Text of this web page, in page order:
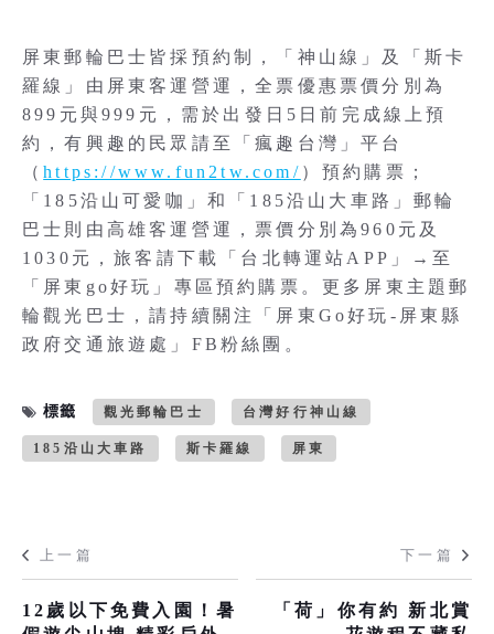
屏東郵輪巴士皆採預約制，「神山線」及「斯卡
羅線」由屏東客運營運，全票優惠票價分別為
899元與999元，需於出發日5日前完成線上預
約，有興趣的民眾請至「瘋趣台灣」平台
（https://www.fun2tw.com/ ）預約購票；
「185沿山可愛咖」和「185沿山大車路」郵輪
巴士則由高雄客運營運，票價分別為960元及
1030元，旅客請下載「台北轉運站APP」→至
「屏東go好玩」專區預約購票。更多屏東主題郵
輪觀光巴士，請持續關注「屏東Go好玩-屏東縣
政府交通旅遊處」FB粉絲團。
標籤 觀光郵輪巴士 台灣好行神山線
185沿山大車路 斯卡羅線 屏東
上一篇
12歲以下免費入園！暑
下一篇
「荷」你有約 新北賞